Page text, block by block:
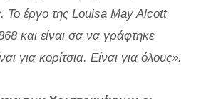
Το έργο της Louisa May Alcott
και είναι σα να γράφτηκε
για κορίτσια. Είναι για όλους».